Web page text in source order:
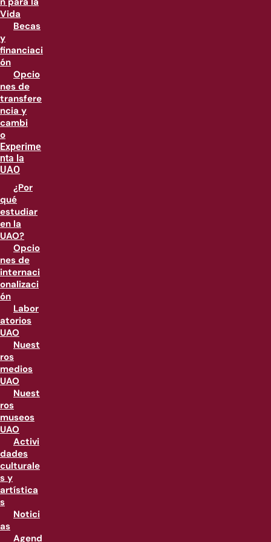
Vida
Becas
y
financiaci
ón
Opcio
nes de
transfere
ncia y
cambi
o
Experime
nta la
UAO
¿Por
qué
estudiar
en la
UAO?
Opcio
nes de
internaci
onalizaci
ón
Labor
atorios
UAO
Nuest
ros
medios
UAO
Nuest
ros
museos
UAO
Activi
dades
culturale
s y
artística
s
Notici
as
Agend